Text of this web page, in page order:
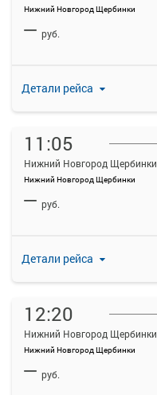
Нижний Новгород Щербинки
Детали рейса
— руб.
11:05
Нижний Новгород Щербинки
Нижний Новгород Щербинки
Детали рейса
— руб.
12:20
Нижний Новгород Щербинки
Нижний Новгород Щербинки
— руб.